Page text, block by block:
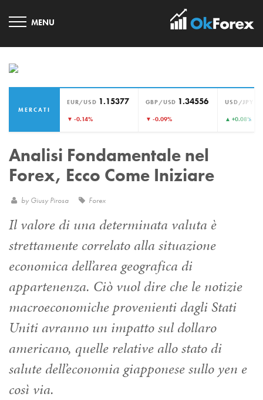
MERCATI
EUR/USD 1.15377
▼ -0.14%
GBP/USD 1.34556
▼ -0.09%
USD/JPY
▲ +0.08%›
Analisi Fondamentale nel
Forex, Ecco Come Iniziare
by Giusy Pirosa Forex
Il valore di una determinata valuta è
strettamente correlato alla situazione
economica dell’area geografica di
appartenenza. Ciò vuol dire che le notizie
macroeconomiche provenienti dagli Stati
Uniti avranno un impatto sul dollaro
americano, quelle relative allo stato di
salute dell’economia giapponese sullo yen e
così via.